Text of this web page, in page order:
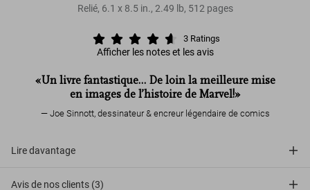
Relié, 6.1 x 8.5 in., 2.49 lb, 512 pages
3 Ratings
Afficher les notes et les avis
«Un livre fantastique… De loin la meilleure mise
en images de l’histoire de Marvel!»
Joe Sinnott, dessinateur & encreur légendaire de comics
Lire davantage
Avis de nos clients (3)